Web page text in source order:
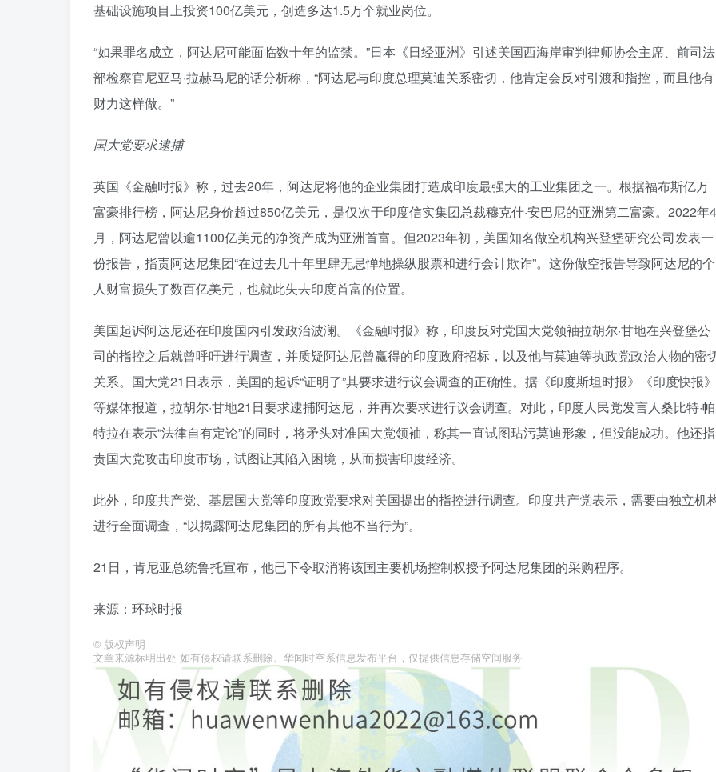
基础设施项目上投资100亿美元，创造多达1.5万个就业岗位。
“如果罪名成立，阿达尼可能面临数十年的监禁。”日本《日经亚洲》引述美国西海岸审判律师协会主席、前司法
部检察官尼亚马·拉赫马尼的话分析称，“阿达尼与印度总理莫迪关系密切，他肯定会反对引渡和指控，而且他有
财力这样做。”
国大党要求逮捕
英国《金融时报》称，过去20年，阿达尼将他的企业集团打造成印度最强大的工业集团之一。根据福布斯亿万
富豪排行榜，阿达尼身价超过850亿美元，是仅次于印度信实集团总裁穆克什·安巴尼的亚洲第二富豪。2022年4
月，阿达尼曾以逾1100亿美元的净资产成为亚洲首富。但2023年初，美国知名做空机构兴登堡研究公司发表一
份报告，指责阿达尼集团“在过去几十年里肆无忌惮地操纵股票和进行会计欺诈”。这份做空报告导致阿达尼的个
人财富损失了数百亿美元，也就此失去印度首富的位置。
美国起诉阿达尼还在印度国内引发政治波澜。《金融时报》称，印度反对党国大党领袖拉胡尔·甘地在兴登堡公
司的指控之后就曾呼吁进行调查，并质疑阿达尼曾赢得的印度政府招标，以及他与莫迪等执政党政治人物的密
关系。国大党21日表示，美国的起诉“证明了”其要求进行议会调查的正确性。据《印度斯坦时报》《印度快报》
等媒体报道，拉胡尔·甘地21日要求逮捕阿达尼，并再次要求进行议会调查。对此，印度人民党发言人桑比特·帕
特拉在表示“法律自有定论”的同时，将矛头对准国大党领袖，称其一直试图玷污莫迪形象，但没能成功。他还指
责国大党攻击印度市场，试图让其陷入困境，从而损害印度经济。
此外，印度共产党、基层国大党等印度政党要求对美国提出的指控进行调查。印度共产党表示，需要由独立机
进行全面调查，“以揭露阿达尼集团的所有其他不当行为”。
21日，肯尼亚总统鲁托宣布，他已下令取消将该国主要机场控制权授予阿达尼集团的采购程序。
来源：环球时报
© 版权声明
文章来源标明出处 如有侵权请联系删除。华闻时空系信息发布平台，仅提供信息存储空间服务